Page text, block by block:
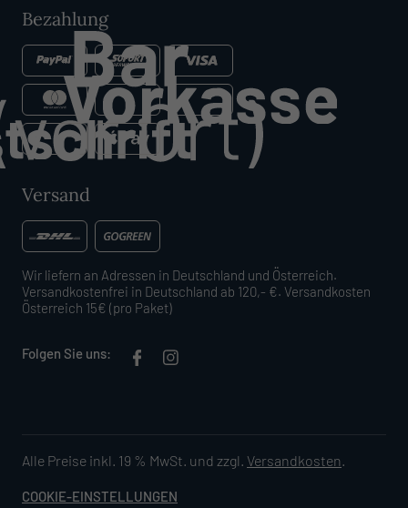
Bezahlung
Versand
Wir liefern an Adressen in Deutschland und Österreich.
Versandkostenfrei in Deutschland ab 120,- €. Versandkosten
Österreich 15€ (pro Paket)
Folgen Sie uns:
Alle Preise inkl. 19 % MwSt. und zzgl. Versandkosten.
COOKIE-EINSTELLUNGEN